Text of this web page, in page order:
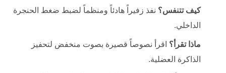
كيف تتنفس؟ نفذ زفيراً هادئاً ومنظماً لضبط ضغط الحنجرة
الداخلي.
ماذا تقرأ؟ اقرأ نصوصاً قصيرة بصوت منخفض لتحفيز
الذاكرة العضلية.